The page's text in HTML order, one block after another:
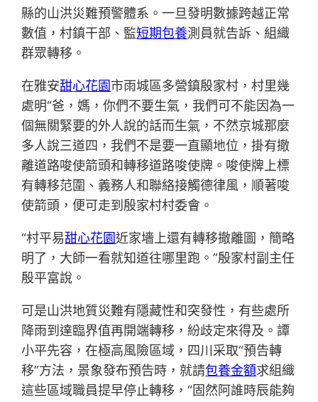
縣的山洪災難預警體系。一旦發明數據跨越正常
數值，村鎮干部、監短期包養測員就告訴、組織
群眾轉移。
在雅安甜心花園市雨城區多營鎮殷家村，村里幾
處明“爸，媽，你們不要生氣，我們可不能因為一
個無關緊要的外人說的話而生氣，不然京城那麼
多人說三道四，我們不是要一直顯地位，掛有撤
離道路唆使箭頭和轉移道路唆使牌。唆使牌上標
有轉移范圍、義務人和聯絡接觸德律風，順著唆
使箭頭，便可走到殷家村村委會。
“村平易甜心花園近家墻上還有轉移撤離圖，簡略
明了，大師一看就知道往哪里跑。”殷家村副主任
殷平富說。
可是山洪地質災難有隱藏性和突發性，有些處所
降雨到達臨界值再開端轉移，紛歧定來得及。譚
小平先容，在極高風險區域，四川采取“預告轉
移”方法，景象發布預告時，就請包養金額求組織
這些區域職員提早停止轉移，“固然阿誰時辰能夠